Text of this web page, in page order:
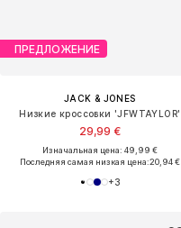
ПРЕДЛОЖЕНИЕ
JACK & JONES
Низкие кроссовки 'JFWTAYLOR'
29,99 €
Изначальная цена: 49,99 €
Последняя самая низкая цена:20,94 €
+3